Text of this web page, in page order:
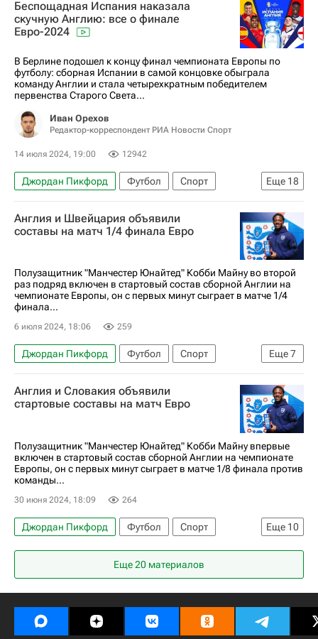
Авторы РИА Новости Спорт
Гарет Саутгейт
Ламин Ямаль
Даниэль Ольмо
Нико Уильямс
Родри
Гарри Кейн
Джуд Беллингем
Кол Палмер
Микель Оярсабаль
Унаи Симон
Беспощадная Испания наказала
скучную Англию: все о финале
Евро-2024
В Берлине подошел к концу финал чемпионата Европы по
футболу: сборная Испании в самой концовке обыграла
команду Англии и стала четырехкратным победителем
первенства Старого Света...
Иван Орехов
Редактор-корреспондент РИА Новости Спорт
14 июля 2024, 19:00 12942
Еще 18
Джордан Пикфорд Футбол
Спорт
Спорт — видео
Авторы РИА Новости Спорт
Материалы РИА Спорт
Евро-2024
Испания
Гарет Саутгейт
Луис де ла Фуэнте
Гарри Кейн
Кол Палмер
Нико Уильямс
Унаи Симон
Ламин Ямаль
Родри
Англия и Швейцария объявили
составы на матч 1/4 финала Евро
Полузащитник "Манчестер Юнайтед" Кобби Майну во второй
раз подряд включен в стартовый состав сборной Англии на
чемпионате Европы, он с первых минут сыграет в матче 1/4
финала...
6 июля 2024, 18:06 259
Еще7
Джордан Пикфорд Футбол
Спорт
Дюссельдорф
Швейцария
Кайл Уокер
Эзри Конса
Англия
Манчестер Юнайтед
Англия и Словакия объявили
стартовые составы на матч Евро
Полузащитник "Манчестер Юнайтед" Кобби Майну впервые
включен в стартовый состав сборной Англии на чемпионате
Европы, он с первых минут сыграет в матче 1/8 финала против
команды...
30 июня 2024, 18:09 264
Еще 10
Джордан Пикфорд Футбол
Спорт
Англия
Словакия
Гельзенкирхен
Кайл Уокер
Манчестер Юнайтед
Евро-2024
Германия
Манчестер Сити
Арсенал (Лондон)
Еще 20 материалов